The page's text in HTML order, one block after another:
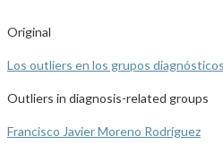
Original
Los outliers en los grupos
Outliers in diagnosis-related groups
Francisco Javier Moreno Rodríguez